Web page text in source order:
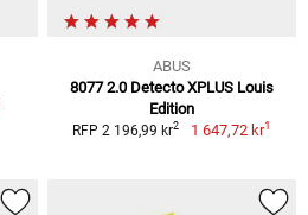
ABUS
8077 2.0 Detecto XPLUS Louis
Edition
RFP 2 196,99 kr2 1 647,72 kr1